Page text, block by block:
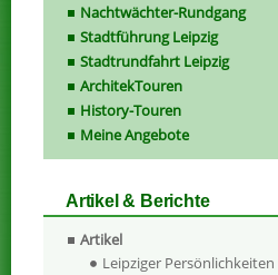
Nachtwächter-Rundgang
Stadtführung Leipzig
Stadtrundfahrt Leipzig
ArchitekTouren
History-Touren
Meine Angebote
Artikel & Berichte
Artikel
Leipziger Persönlichkeiten